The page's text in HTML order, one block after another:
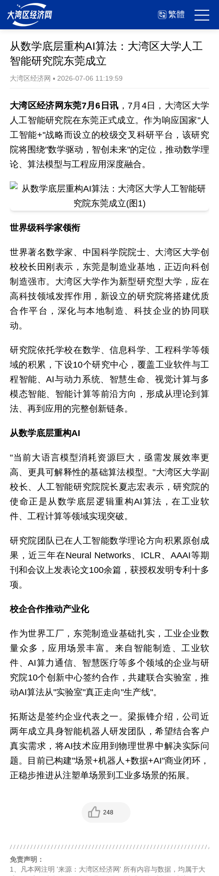
繁體
从数学底层重构AI算法：大湾区大学人工
智能研究院东莞成立
大湾区经济网 ▪ 2026-07-06 11:19:59
大湾区经济网东莞7月6日讯 ，7月4日，大湾区大学
人工智能研究院在东莞正式成立。作为响应国家"人
工智能+"战略而设立的校级交叉科研平台，该研究
院将围绕"数学驱动，智创未来"的定位，推动数学理
论、算法模型与工程应用深度融合。
世界级科学家领衔
世界著名数学家、中国科学院院士、大湾区大学创
校校长田刚表示，东莞是制造业基地，正迈向科创
制造强市。大湾区大学作为新型研究型大学，应在
高科技领域发挥作用，新设立的研究院将搭建优质
合作平台，深化与本地制造、科技企业的协同联
动。
研究院依托学校在数学、信息科学、工程科学等领
域的积累，下设10个研究中心，覆盖工业软件与工
程智能、AI与动力系统、智慧生命、视觉计算与多
模态智能、智能计算等前沿方向，形成从理论到算
法、再到应用的完整创新链条。
从数学底层重构AI
"当前大语言模型消耗资源巨大，亟需发展效率更
高、更具可解释性的基础算法模型。"大湾区大学副
校长、人工智能研究院院长夏志宏表示，研究院的
使命正是从数学底层逻辑重构AI算法，在工业软
件、工程计算等领域实现突破。
研究院团队已在人工智能数学理论方向积累原创成
果，近三年在Neural Networks、ICLR、AAAI等期
刊和会议上发表论文100余篇，获授权发明专利十多
项。
校企合作推动产业化
作为世界工厂，东莞制造业基础扎实，工业企业数
量众多，应用场景丰富。来自智能制造、工业软
件、AI算力通信、智慧医疗等多个领域的企业与研
究院10个创新中心签约合作，共建联合实验室，推
动AI算法从"实验室"真正走向"生产线"。
拓斯达是签约企业代表之一。梁振锋介绍，公司近
两年成立具身智能机器人研发团队，希望结合客户
真实需求，将AI技术应用到物理世界中解决实际问
题。目前已构建"场景+机器人+数据+AI"商业闭环，
正稳步推进从注塑单场景到工业多场景的拓展。
248
免责声明：
1、凡本网注明 '来源：大湾区经济网' 所有内容与数据，均属于大